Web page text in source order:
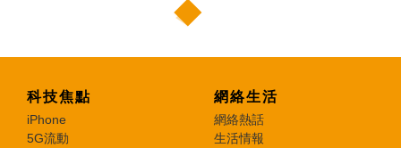
科技焦點
iPhone
5G流動
網絡生活
網絡熱話
生活情報